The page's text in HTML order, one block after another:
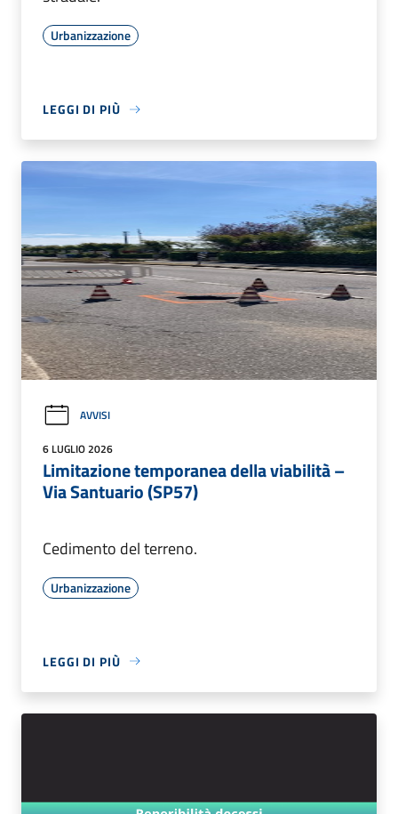
Urbanizzazione
LEGGI DI PIÙ
AVVISI
6 LUGLIO 2026
Limitazione temporanea della viabilità –
Via Santuario (SP57)
Cedimento del terreno.
Urbanizzazione
LEGGI DI PIÙ